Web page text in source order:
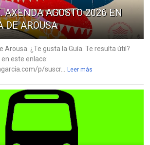
AXENDA AGOSTO 2026 EN
DE AROUSA
Arousa. ¿Te gusta la Guía. Te resulta útil?
este enlace:
p/suscr...
Leer más